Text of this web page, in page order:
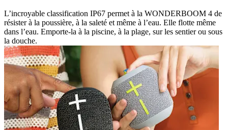
L’incroyable classification IP67 permet à la WONDERBOOM 4 de
résister à la poussière, à la saleté et même à l’eau. Elle flotte même
dans l’eau. Emporte-la à la piscine, à la plage, sur les sentier ou sous
la douche.